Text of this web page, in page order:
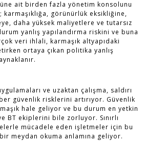
ait birden fazla yönetim konsolunu
görünürlük eksikliğine,
daha yüksek maliyetlere ve tutarsız
yanlış yapılandırma riskini ve buna
veri ihlali, karmaşık altyapıdaki
ortaya çıkan politika yanlış
ve uzaktan çalışma, saldırı
güvenlik risklerini artırıyor. Güvenlik
hale geliyor ve bu durum en yetkin
BT ekiplerini bile zorluyor. Sınırlı
mücadele eden işletmeler için bu
meydan okuma anlamına geliyor.